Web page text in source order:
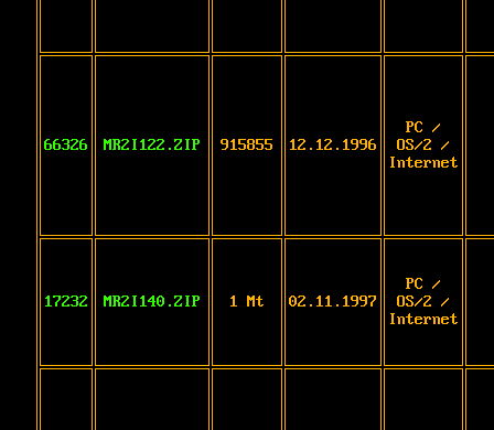
66326 MR2I122.ZIP 915855 12.12.1996
PC /
OS/2 /
Internet
17232 MR2I140.ZIP 1 Mt 02.11.1997
PC /
OS/2 /
Internet